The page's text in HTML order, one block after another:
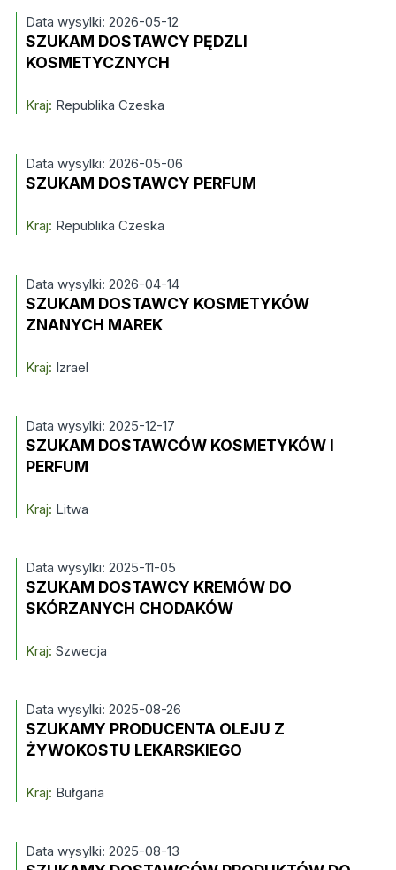
Data wysylki: 2026-05-12
SZUKAM DOSTAWCY PĘDZLI
KOSMETYCZNYCH
Kraj: Republika Czeska
Data wysylki: 2026-05-06
SZUKAM DOSTAWCY PERFUM
Kraj: Republika Czeska
Data wysylki: 2026-04-14
SZUKAM DOSTAWCY KOSMETYKÓW
ZNANYCH MAREK
Kraj: Izrael
Data wysylki: 2025-12-17
SZUKAM DOSTAWCÓW KOSMETYKÓW I
PERFUM
Kraj: Litwa
Data wysylki: 2025-11-05
SZUKAM DOSTAWCY KREMÓW DO
SKÓRZANYCH CHODAKÓW
Kraj: Szwecja
Data wysylki: 2025-08-26
SZUKAMY PRODUCENTA OLEJU Z
ŻYWOKOSTU LEKARSKIEGO
Kraj: Bułgaria
Data wysylki: 2025-08-13